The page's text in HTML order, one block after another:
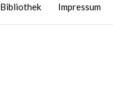
Bibliothek Impressum